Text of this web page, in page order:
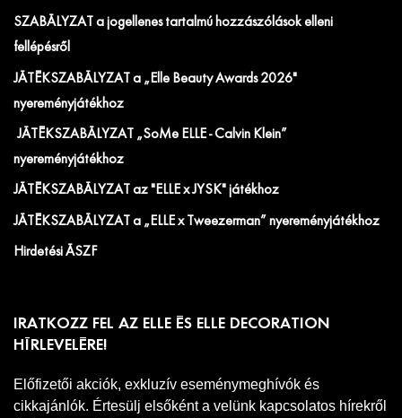
SZABÁLYZAT a jogellenes tartalmú hozzászólások elleni
fellépésről
JÁTÉKSZABÁLYZAT a „Elle Beauty Awards 2026"
nyereményjátékhoz
JÁTÉKSZABÁLYZAT „SoMe ELLE - Calvin Klein”
nyereményjátékhoz
JÁTÉKSZABÁLYZAT az "ELLE x JYSK" játékhoz
JÁTÉKSZABÁLYZAT a „ELLE x Tweezerman” nyereményjátékhoz
Hirdetési ÁSZF
IRATKOZZ FEL AZ ELLE ÉS ELLE DECORATION
HÍRLEVELÉRE!
Előfizetői akciók, exkluzív eseménymeghívók és
cikkajánlók. Értesülj elsőként a velünk kapcsolatos hírekről